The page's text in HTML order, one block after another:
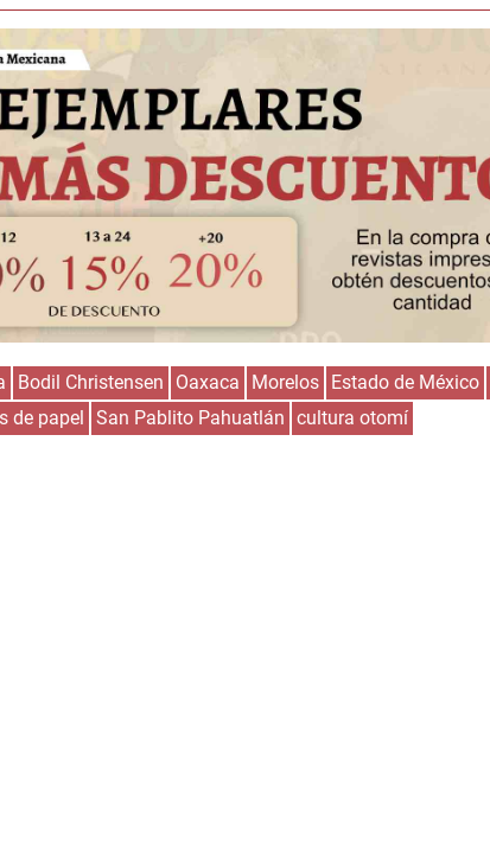
Bodil Christensen Oaxaca Morelos Estado de México
de papel San Pablito Pahuatlán cultura otomí